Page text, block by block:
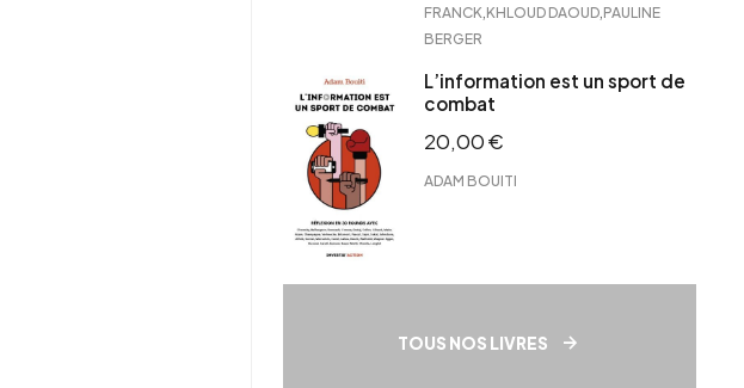
FRANCK KHLOUD DAOUD PAULINE
BERGER
L’information est un sport de
combat
20,00€
ADAM BOUITI
TOUS NOS LIVRES